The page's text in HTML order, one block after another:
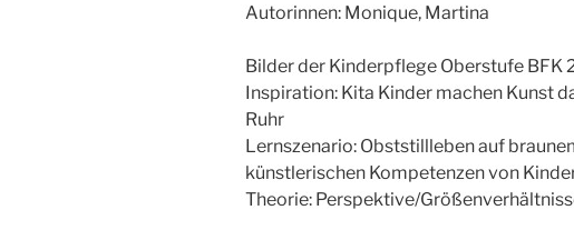
Autorinnen: Monique, Martina
Bilder der Kinderpflege Oberstufe BFK 2
Inspiration: Kita Kinder machen Kunst
Ruhr
Lernszenario: Obststillleben auf
künstlerischen Kompetenzen von
Theorie: Perspektive/